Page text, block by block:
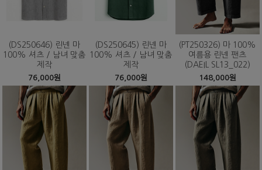
(DS250646) 린넨 마
100% 셔츠 / 남녀 맞춤
제작
76,000원
(DS250645) 린넨 마
100% 셔츠 / 남녀 맞춤
제작
76,000원
(PT250326) 마 100%
여름용 린넨 팬츠
(DAEIL SL13_022)
148,000원